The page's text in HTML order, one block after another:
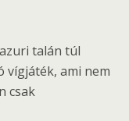
talán túl
vígjáték, ami nem
csak